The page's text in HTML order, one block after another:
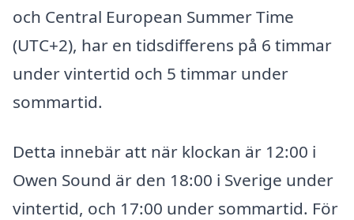
och Central European Summer Time
(UTC+2), har en tidsdifferens på 6 timmar
under vintertid och 5 timmar under
sommartid.
Detta innebär att när klockan är 12:00 i
Owen Sound är den 18:00 i Sverige under
vintertid, och 17:00 under sommartid. För